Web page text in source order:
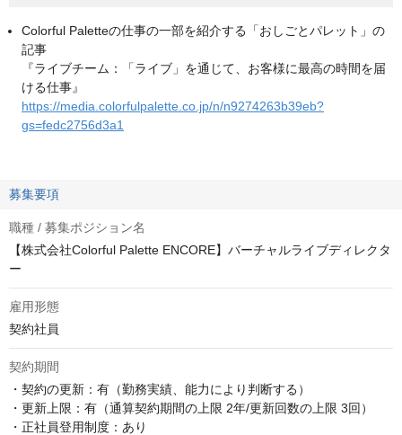
Colorful Paletteの仕事の一部を紹介する「おしごとパレット」の
記事
『ライブチーム：「ライブ」を通じて、お客様に最高の時間を届
ける仕事』
https://media.colorfulpalette.co.jp/n/n9274263b39eb?
gs=fedc2756d3a1
募集要項
職種 / 募集ポジション名
【株式会社Colorful Palette ENCORE】バーチャルライブディレクタ
ー
雇用形態
契約社員
契約期間
・契約の更新：有（勤務実績、能力により判断する）
・更新上限：有（通算契約期間の上限 2年/更新回数の上限 3回）
・正社員登用制度：あり